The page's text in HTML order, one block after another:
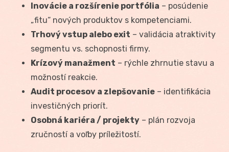
Inovácie a rozšírenie portfólia – posúdenie
„fitu“ nových produktov s kompetenciami.
Trhový vstup alebo exit – validácia atraktivity
segmentu vs. schopnosti firmy.
Krízový manažment – rýchle zhrnutie stavu a
možností reakcie.
Audit procesov a zlepšovanie – identifikácia
investičných priorít.
Osobná kariéra / projekty – plán rozvoja
zručností a voľby príležitostí.